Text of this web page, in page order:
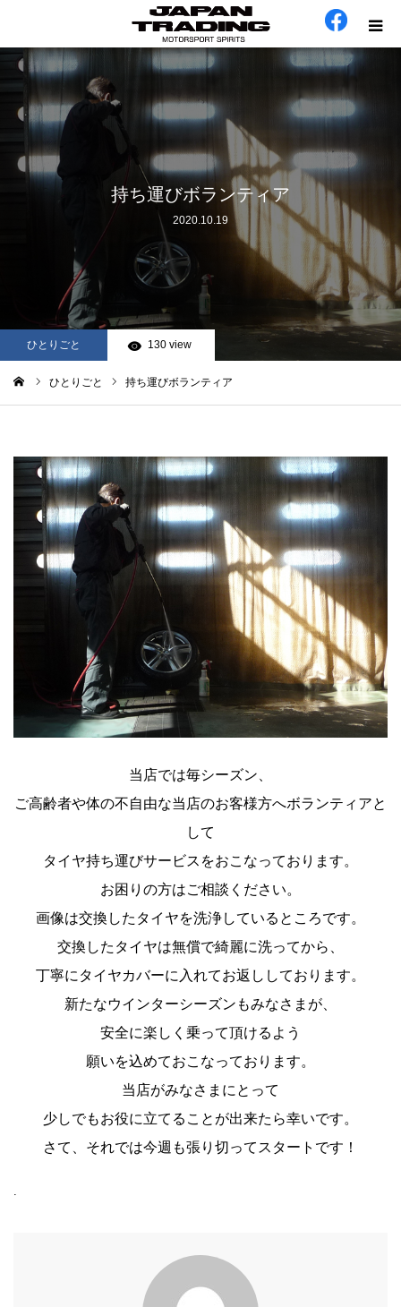
持ち運びボランティア
2020.10.19
ひとりごと 130 view
ひとりごと 持ち運びボランティア
当店では毎シーズン、
ご高齢者や体の不自由な当店のお客様方へボランティアと
して
タイヤ持ち運びサービスをおこなっております。
お困りの方はご相談ください。
画像は交換したタイヤを洗浄しているところです。
交換したタイヤは無償で綺麗に洗ってから、
丁寧にタイヤカバーに入れてお返ししております。
新たなウインターシーズンもみなさまが、
安全に楽しく乗って頂けるよう
願いを込めておこなっております。
当店がみなさまにとって
少しでもお役に立てることが出来たら幸いです。
さて、それでは今週も張り切ってスタートです！
ホーム
在庫車
会社概要
カテゴリー
工場日誌
お問い合わせ